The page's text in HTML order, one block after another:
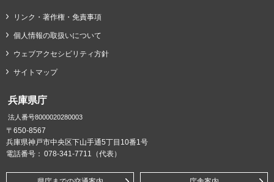
リンク・著作権・免責事項
個人情報の取扱いについて
ウェブアクセシビリティ方針
サイトマップ
兵庫県庁
法人番号8000020280003
〒650-8567
兵庫県神戸市中央区下山手通5丁目10番1号
電話番号： 078-341-7711（代表）